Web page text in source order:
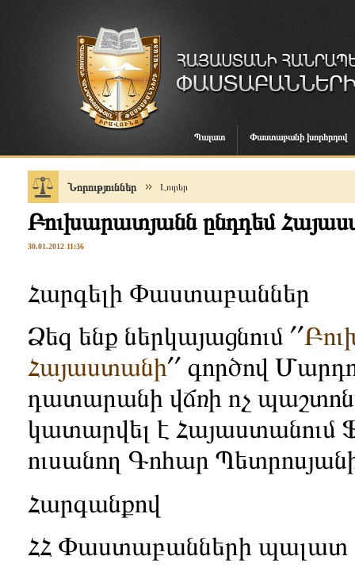
Պալատ Փաստաբանի խորհրդով
Նորություններ Լուրեր
Բուխարատյանն ընդդեմ
30.01.2012 11:36
Հարգելի Փաստաբաններ
Ձեզ ենք ներկայացնում ՛՛
Հայաստանի՛՛ գործով
դատարանի վճռի ոչ
կատարվել է
ուսանող Գոհար
Հարգանքով
ՀՀ Փաստաբանների պալատ